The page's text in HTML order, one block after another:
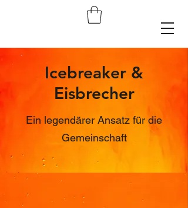
Icebreaker &
Eisbrecher
Ein legendärer Ansatz für die
Gemeinschaft